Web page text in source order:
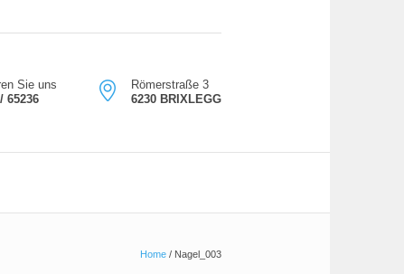
Sie uns
65236
Römerstraße 3
6230 BRIXLEGG
Home / Nagel_003